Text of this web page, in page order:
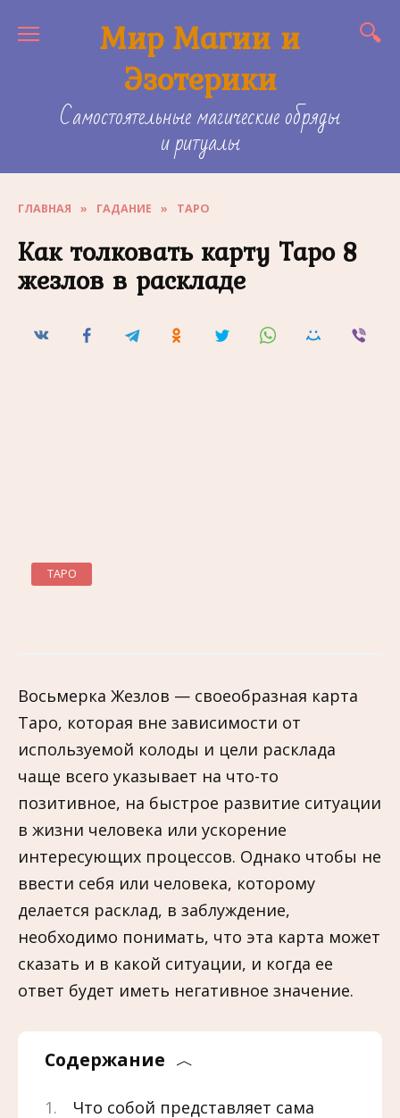
Мир Магии и
Эзотерики
Самостоятельные магические обряды
и ритуалы
ГЛАВНАЯ » ГАДАНИЕ » ТАРО
Как толковать карту Таро 8
жезлов в раскладе
ТАРО
Восьмерка Жезлов — своеобразная карта
Таро, которая вне зависимости от
используемой колоды и цели расклада
чаще всего указывает на что-то
позитивное, на быстрое развитие ситуации
в жизни человека или ускорение
интересующих процессов. Однако чтобы не
ввести себя или человека, которому
делается расклад, в заблуждение,
необходимо понимать, что эта карта может
сказать и в какой ситуации, и когда ее
ответ будет иметь негативное значение.
Содержание
Что собой представляет сама